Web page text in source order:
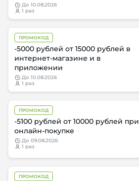
до 10.08.2026
1 раз
ПРОМОКОД
-5000 рублей от 15000 рублей в
интернет-магазине и в
приложении
до 10.08.2026
1 раз
ПРОМОКОД
-5100 рублей от 10000 рублей при
онлайн-покупке
до 09.08.2026
1 раз
ПРОМОКОД